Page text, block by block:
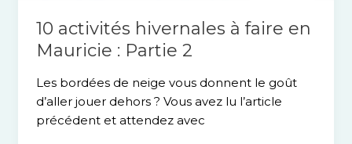
10 activités hivernales à faire en
Mauricie : Partie 2
Les bordées de neige vous donnent le goût
d’aller jouer dehors ? Vous avez lu l’article
précédent et attendez avec